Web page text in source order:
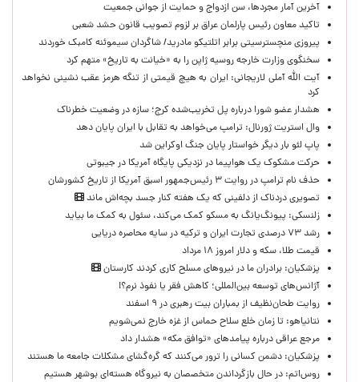
آخرین آمار مجردها، سن ازدواج و حمایت از جوانی جمعیت
تاکید معاون رئیس پارلمان عراق بر لزوم تصویب قانون حشد شعبی
پیروزی منچسترسیتی برابر اتلتیکو مادرید/ شاگردان سیموئنه کامبک خوردند
سخنگوی وزارت خارجه روسیه ژاپن را به «خیانت به تاریخ» متهم کرد
آیت الله آملی لاریجانی: ایران به هیچ قیمتی از تنگه هرمز عقب نشینی نخواهد
کرد
هشدار عضو شورا درباره پل تخریب‌شده کرج؛ سازه در وضعیت خطرناک
وال‌ استریت ژورنال: ترامپ می‌خواهد به تقابل با ایران پایان دهد
پاپ لئو بار دیگر خواستار پایان جنگ اوکراین شد
حرکت مشکوک یک هواپیما در نزدیکی پایگاه آمریکا در جیبوتی
حذف نام ترامپ در روایت ۳ رئیس‌جمهور اسبق آمریکا از تاریخ کشورشان
تصویری دردناک از دلفینی که یک هفته کنار جسد بچه‌اش ماند
زلنسکی: پیونگ‌یانگ به مسکو کمک می‌کند، سئول به کمک ما بیاید
رشد ۷۳ درصدی تجارت ایران و ترکیه در سایه محاصره دریایی
قیمت طلا، سکه و دلار امروز ۱۸ مرداد
پزشکیان: برادران ما در نیروهای مسلح کاری کردند کارستان
آژانس‌های توسعه بین‌المللی؛ کاهش فقر یا نفوذ نرم؟!
روایت طحان‌نظیف از بمباران بیت رهبری در ۹ اسفند
نتانیاهو: تا زمان خلع سلاح حماس از غزه خارج نمی‌شویم
مرجع عراقی درباره پیامدهای «توافق مکه» هشدار داد
پزشکیان: دشمن کسانی را ترور می‌کنند که گره‌گشای مشکلات جامعه ما هستند
روس‌اتم: در حال بازگرداندن متخصصان به نیروگاه هسته‌ای بوشهر هستیم